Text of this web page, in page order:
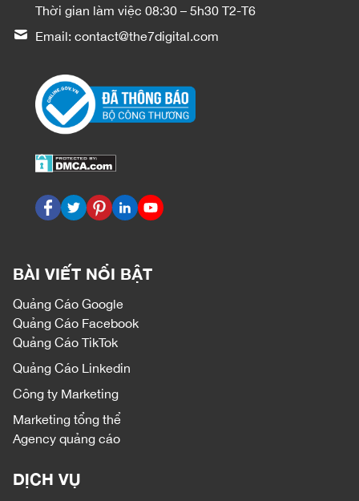
Thời gian làm việc 08:30 – 5h30 T2-T6
Email: contact@the7digital.com
BÀI VIẾT NỔI BẬT
Quảng Cáo Google
Quảng Cáo Facebook
Quảng Cáo TikTok
Quảng Cáo Linkedin
Công ty Marketing
Marketing tổng thể
Agency quảng cáo
DỊCH VỤ